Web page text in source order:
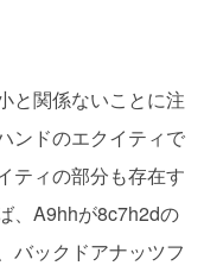
と関係ないことに注
ンドのエクイティで
ティの部分も存在す
、A9hhが8c7h2dの
バックドアナッツフ